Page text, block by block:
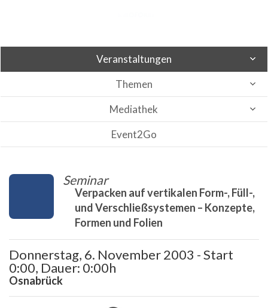
Veranstaltungen
Themen
Mediathek
Event2Go
Seminar
Verpacken auf vertikalen Form-, Füll-,
und Verschließsystemen – Konzepte,
Formen und Folien
Donnerstag, 6. November 2003 - Start
0:00, Dauer: 0:00h
Osnabrück